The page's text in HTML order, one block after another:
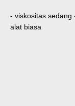
- viskositas sedang
alat biasa